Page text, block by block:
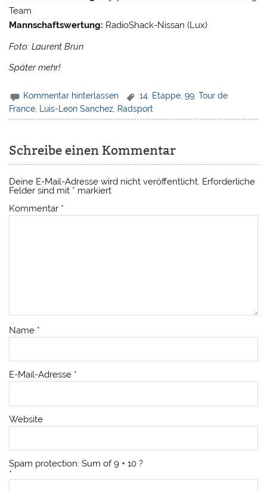
Team
Mannschaftswertung: RadioShack-Nissan (Lux)
Foto: Laurent Brun
Später mehr!
Kommentar hinterlassen 14. Etappe,99. Tour de
France
Luis-Leon Sanchez Radsport
Schreibe einen Kommentar
Deine E-Mail-Adresse wird nicht veröffentlicht. Erforderliche
Felder sind mit * markiert
Kommentar *
Name *
E-Mail-Adresse *
Website
Spam protection: Sum of 9 + 10 ?
*